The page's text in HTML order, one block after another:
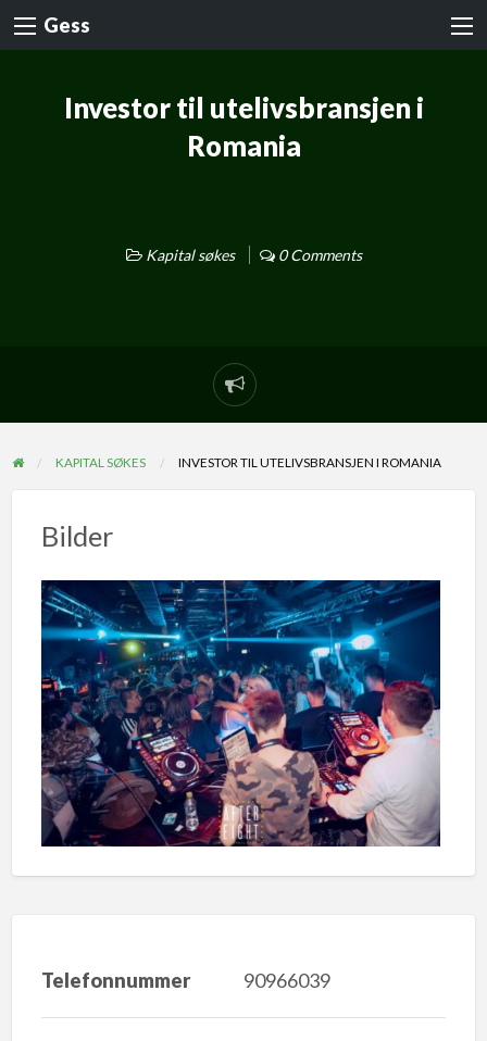
Gess
Investor til utelivsbransjen i
Romania
Kapital søkes 0 Comments
KAPITAL SØKES INVESTOR TIL UTELIVSBRANSJEN I ROMANIA
Bilder
Telefonnummer 90966039